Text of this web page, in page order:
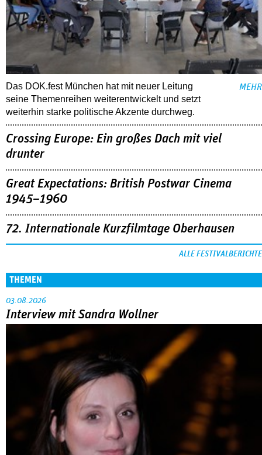
Das DOK.fest München hat mit neuer Leitung
seine Themenreihen weiterentwickelt und setzt
weiterhin starke politische Akzente durchweg.
MEHR
Crossing Europe: Ein großes Dach mit viel
drunter
Great Expectations: British Postwar Cinema
1945–1960
72. Internationale Kurzfilmtage Oberhausen
ALLE FESTIVALBERICHTE
THEMEN
03.08.2026
Interview mit Sandra Wollner